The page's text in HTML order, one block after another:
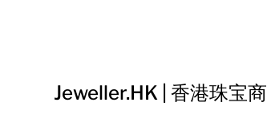
Jeweller.HK | 香港珠宝商